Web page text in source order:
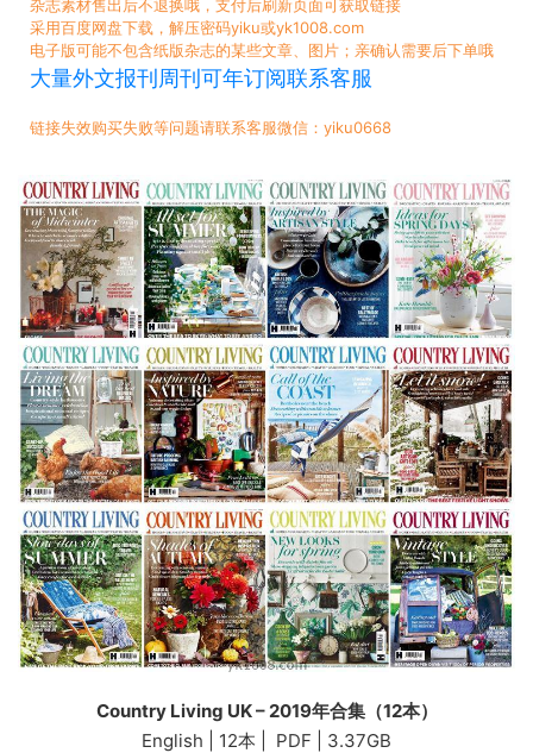
杂志素材售出后不退换哦，支付后刷新页面可获取链接
采用百度网盘下载，解压密码yiku或yk1008.com
电子版可能不包含纸版杂志的某些文章、图片；亲确认需要后下单哦
大量外文报刊周刊可年订阅联系客服
链接失效购买失败等问题请联系客服微信：yiku0668
Country Living UK – 2019年合集（12本）
English | 12本 | PDF | 3.37GB